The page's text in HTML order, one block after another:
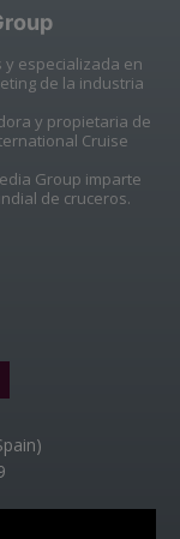
y especializada en
de la industria
y propietaria de
Cruise
Group imparte
de cruceros.